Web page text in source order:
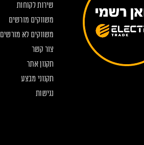
שירות לקוחות
משווקים מורשים
משווקים לא מורשים
צור קשר
תקנון אתר
תקנוני מבצע
נגישות